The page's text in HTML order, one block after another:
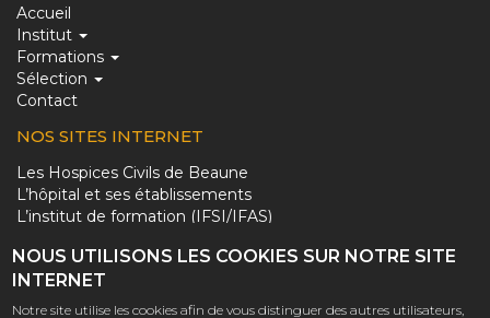
MAIN
NAVIGATION
Accueil
Institut
Formations
Sélection
Contact
NOS SITES INTERNET
PIED
DE
(LIEN
DES
Les Hospices Civils de Beaune
L’hôpital et ses établissements
L’institut de formation (IFSI/IFAS)
Le domaine des Hospices de Beaune
Le domaine des Hospices de Nuits
NOUS CONTACTER
NOUS UTILISONS LES COOKIES SUR NOTRE SITE
INTERNET
Notre site utilise les cookies afin de vous distinguer des autres utilisateurs,